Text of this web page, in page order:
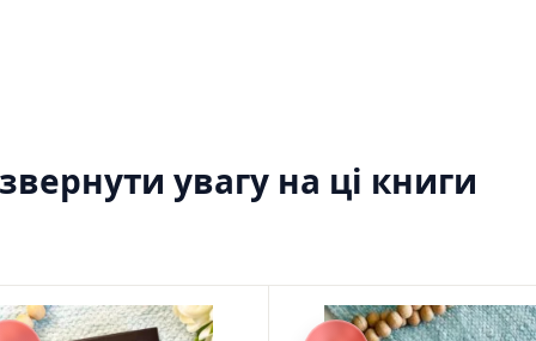
увагу на ці книги